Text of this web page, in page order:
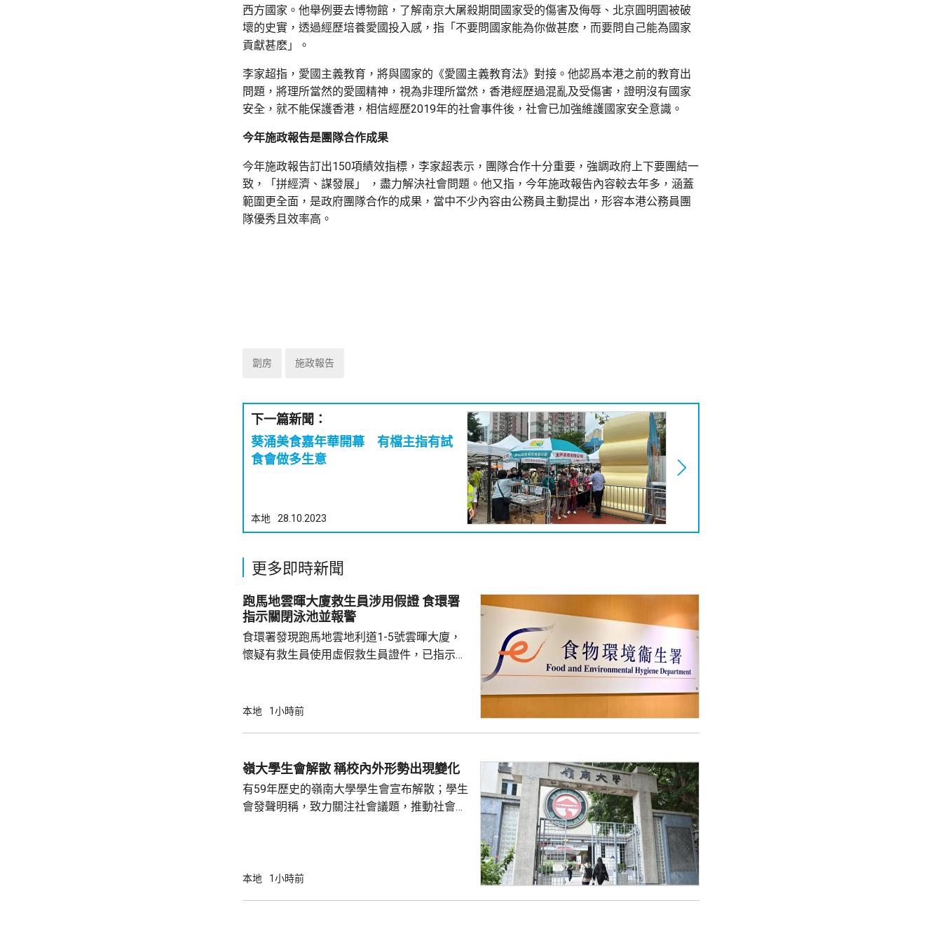
西方國家。他舉例要去博物館，了解南京大屠殺期間國家受的傷害及侮辱、北京圓明園被破
壞的史實，透過經歷培養愛國投入感，指「不要問國家能為你做甚麽，而要問自己能為國家
貢獻甚麽」。
李家超指，愛國主義教育，將與國家的《愛國主義教育法》對接。他認爲本港之前的教育出
問題，將理所當然的愛國精神，視為非理所當然，香港經歷過混亂及受傷害，證明沒有國家
安全，就不能保護香港，相信經歷2019年的社會事件後，社會已加強維護國家安全意識。
今年施政報告是團隊合作成果
今年施政報告訂出150項績效指標，李家超表示，團隊合作十分重要，強調政府上下要團結一
致，「拼經濟、謀發展」 ，盡力解決社會問題。他又指，今年施政報告內容較去年多，涵蓋
範圍更全面，是政府團隊合作的成果，當中不少內容由公務員主動提出，形容本港公務員團
隊優秀且效率高。
劏房 施政報告
下一篇新聞：
葵涌美食嘉年華開幕 有檔主指有試
食會做多生意
本地 28.10.2023
更多即時新聞
跑馬地雲暉大廈救生員涉用假證 食環署
指示關閉泳池並報警
食環署發現跑馬地雲地利道1-5號雲暉大廈，
懷疑有救生員使用虛假救生員證件，已指示泳
資料，今日收到核實結果，發現一名昨日在屋
疑未按法例提供足夠合資格救生員，會考慮向
泳池持牌人提出檢控。 食環署表示，今年至頭
上月底，對逾1400個持牌私人...
本地 1小時前
嶺大學生會解散 稱校內外形勢出現變化
有59年歷史的嶺南大學學生會宣布解散；學生
會發聲明稱，致力關注社會議題，推動社會進
學生會營運。
本地 1小時前